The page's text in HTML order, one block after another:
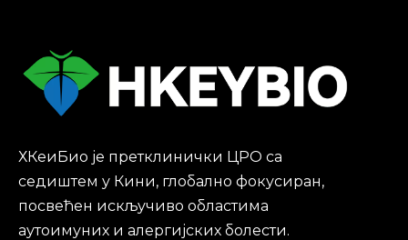
ХКеиБио је претклинички ЦРО са
седиштем у Кини, глобално фокусиран,
посвећен искључиво областима
аутоимуних и алергијских болести.